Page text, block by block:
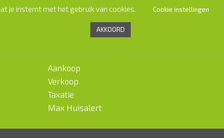
Aankoop
Verkoop
Taxatie
Max Huisalert
je instemt met het gebruik van cookies.
Cookie instellingen
AKKOORD